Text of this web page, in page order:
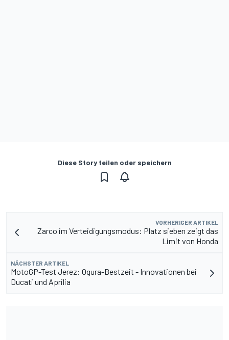
Diese Story teilen oder speichern
VORHERIGER ARTIKEL
Zarco im Verteidigungsmodus: Platz sieben zeigt das
Limit von Honda
NÄCHSTER ARTIKEL
MotoGP-Test Jerez: Ogura-Bestzeit - Innovationen bei
Ducati und Aprilia